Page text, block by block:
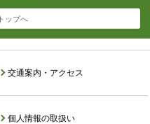
ップへ
交通案内・アクセス
個人情報の取扱い